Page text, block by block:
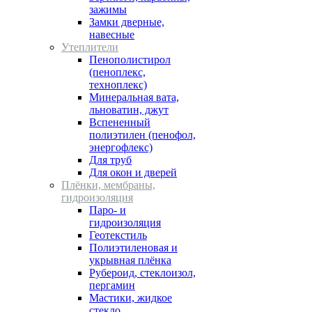
зажимы
Замки дверные,
навесные
Утеплители
Пенополистирол
(пеноплекс,
техноплекс)
Минеральная вата,
льноватин, джут
Вспененный
полиэтилен (пенофол,
энергофлекс)
Для труб
Для окон и дверей
Плёнки, мембраны,
гидроизоляция
Паро- и
гидроизоляция
Геотекстиль
Полиэтиленовая и
укрывная плёнка
Рубероид, стеклоизол,
пергамин
Мастики, жидкое